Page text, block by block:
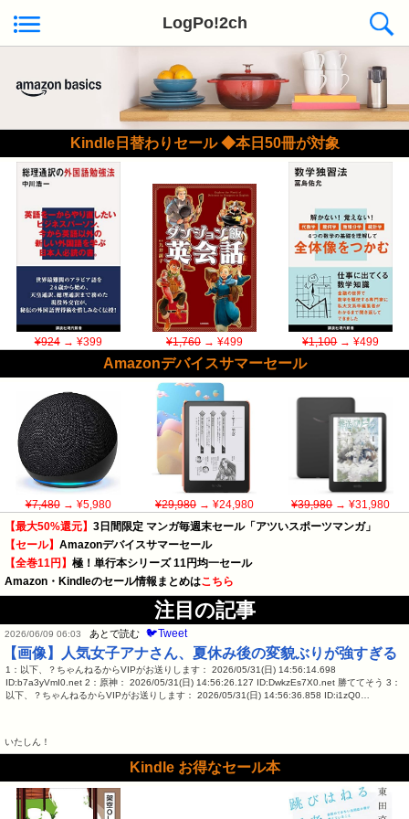
LogPo!2ch
Kindle日替わりセール ◆本日50冊が対象
¥924→ ¥399 ¥1,760→ ¥499 ¥1,100→ ¥499
Amazonデバイスサマーセール
¥7,480→ ¥5,980 ¥29,980→ ¥24,980 ¥39,980→ ¥31,980
【最大50%還元】 3日間限定 マンガ毎週末セール「アツいスポーツマンガ」
【セール】 Amazonデバイスサマーセール
【全巻11円】 極！単行本シリーズ 11円均一セール
Amazon・Kindleのセール情報まとめはこちら
注目の記事
2026/06/09 06:03 あとで読む 🐦Tweet
【画像】人気女子アナさん、夏休み後の変貌ぶりが強すぎる
1：以下、？ちゃんねるからVIPがお送りします： 2026/05/31(日) 14:56:14.698
ID:b7a3yVmI0.net 2：原神： 2026/05/31(日) 14:56:26.127 ID:DwkzEs7X0.net 勝ててそう 3：
以下、？ちゃんねるからVIPがお送りします： 2026/05/31(日) 14:56:36.858 ID:i1zQ0…
いたしん！
Kindle お得なセール本